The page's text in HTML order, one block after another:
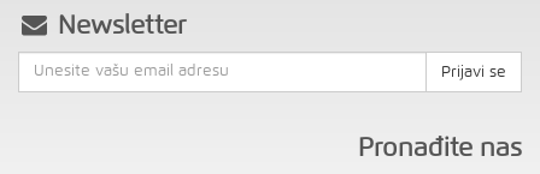
Newsletter
Prijavi se
Pronađite nas